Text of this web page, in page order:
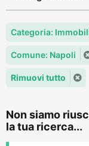
Categoria:
Comune: Napoli
Rimuovi tutto
Non siamo
la tua ricerca...